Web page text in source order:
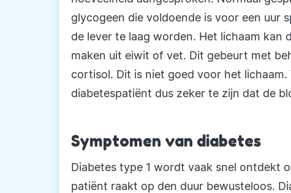
glycogeen die voldoende is voor een uur
de lever te laag worden. Het lichaam kan
maken uit eiwit of vet. Dit gebeurt met
cortisol. Dit is niet goed voor het
diabetespatiënt dus zeker te zijn dat de
Symptomen van diabetes
Diabetes type 1 wordt vaak snel ontdekt
patiënt raakt op den duur bewusteloos.